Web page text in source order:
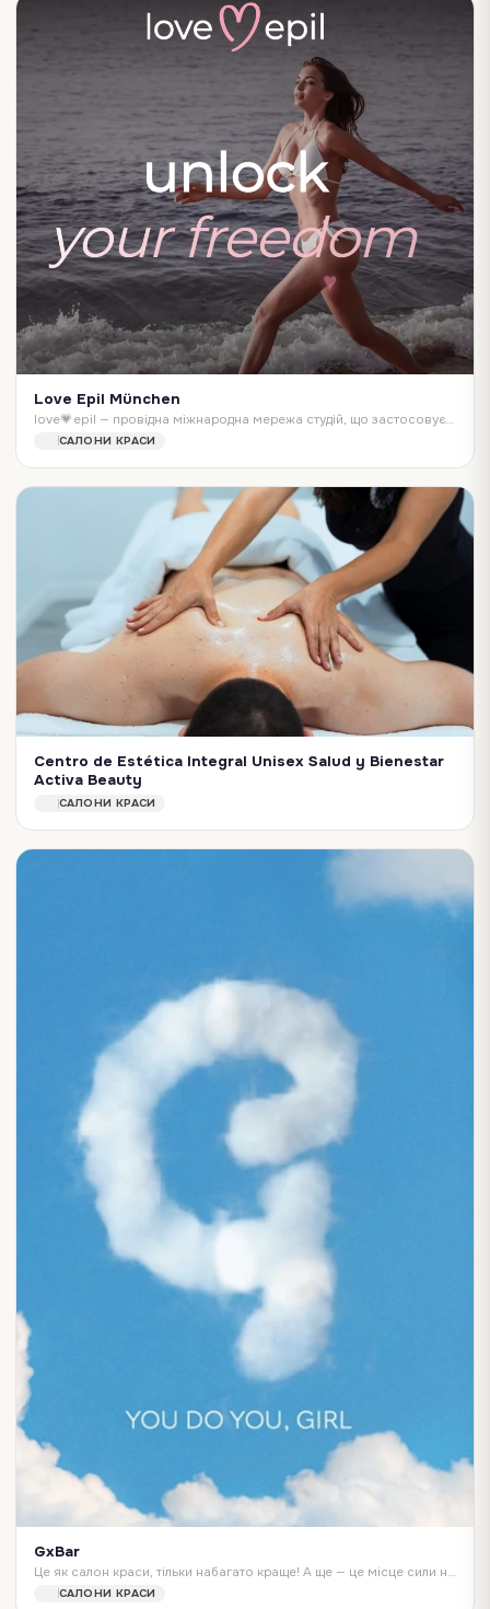
Love Epil München
love💗epil — провідна міжнародна мережа студій, що застосовує унікальні лазерні технології для видалення небажаного волосся.
САЛОНИ КРАСИ
Centro de Estética Integral Unisex Salud y Bienestar
Activa Beauty
САЛОНИ КРАСИ
GxBar
Це як салон краси, тільки набагато краще! А ще — це місце сили незрівнянних укладок, ідеальних мейків та легендарних нейл-артів! G×Bar — це 55 б'юті-бари у 13 к…
САЛОНИ КРАСИ